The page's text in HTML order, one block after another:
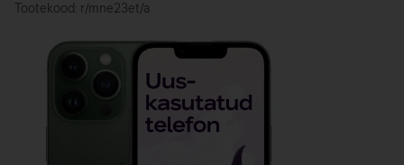
Tootekood: r/mne23et/a